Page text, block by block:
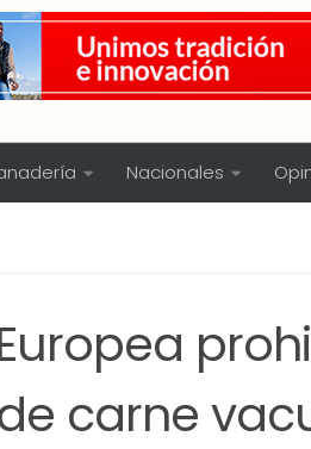
Nacionales
carne